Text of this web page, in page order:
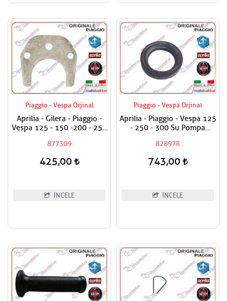
Piaggio - Vespa Orjinal
Aprilia - Gilera - Piaggio -
Vespa 125 - 150 -200 - 250
Hilali
877309
425,00
İNCELE
Piaggio - Vespa Orjinal
Aprilia - Piaggio - Vespa 125
- 250 - 300 Su Pompa
82897R
743,00
İNCELE